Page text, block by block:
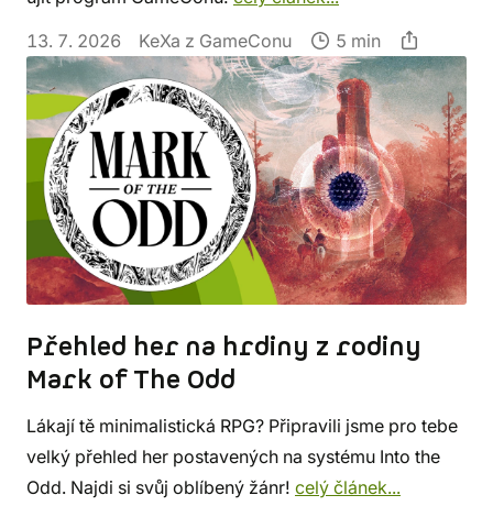
13. 7. 2026
KeXa z GameConu 5 min
Přehled her na hrdiny z rodiny
Mark of The Odd
Lákají tě minimalistická RPG? Připravili jsme pro tebe
velký přehled her postavených na systému Into the
Odd. Najdi si svůj oblíbený žánr! celý článek...